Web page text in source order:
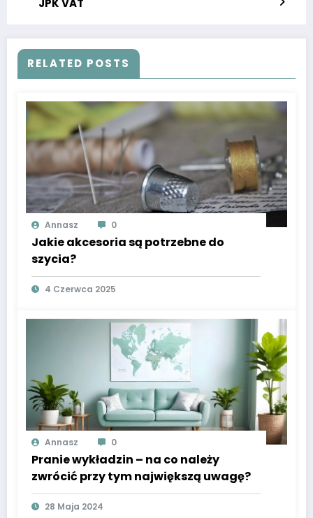
JPK VAT
RELATED POSTS
Annasz 0
Jakie akcesoria są potrzebne do
szycia?
4 Czerwca 2025
Annasz 0
Pranie wykładzin – na co należy
zwrócić przy tym największą uwagę?
28 Maja 2024